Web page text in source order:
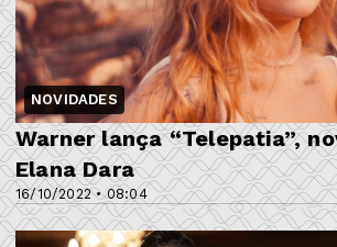
NOVIDADES
16/10/2022 • 08:04
Warner lança “Telepatia”,
Elana Dara